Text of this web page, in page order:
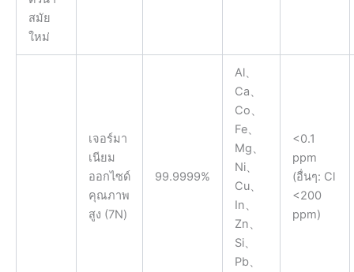
เจอร์มา
เนียม
ออกไซด์
คุณภาพ
สูง (7N)
99.9999%
Al、
Ca、
Co、
Fe、
Mg、
Ni、
Cu、
In、
Zn、
Si、
Pb、
<0.1
ppm
(อื่นๆ: Cl
<200
ppm)